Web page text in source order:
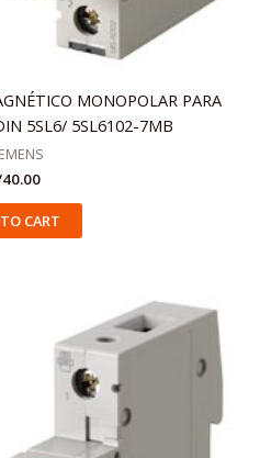
MONOPOLAR PARA
5SL6/ 5SL6102-7MB
40.00
CART